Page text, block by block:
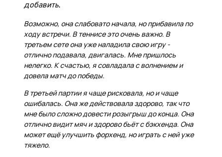
добавить.
Возможно, она слабовато начала, но прибавила по
ходу встречи. В теннисе это очень важно. В
третьем сете она уже наладила свою игру -
отлично подавала, двигалась. Мне пришлось
нелегко. К счастью, я совладала с волнением и
довела матч до победы.
В третьей партии я чаще рисковала, но и чаще
ошибалась. Она же действовала здорово, так что
мне было сложно довести розыгрыш до конца. Она
отлично видит мяч и здорово бьёт с бэкхенда. Она
может ещё улучшить форхенд, но играть с ней уже
тяжело.